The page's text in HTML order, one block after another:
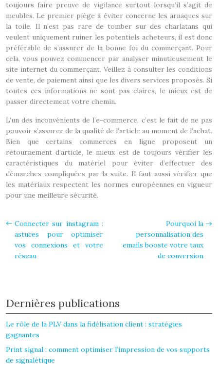
toujours faire preuve de vigilance surtout lorsqu’il s’agit de
meubles. Le premier piège à éviter concerne les arnaques sur
la toile. Il n’est pas rare de tomber sur des charlatans qui
veulent uniquement ruiner les potentiels acheteurs, il est donc
préférable de s’assurer de la bonne foi du commerçant. Pour
cela, vous pouvez commencer par analyser minutieusement le
site internet du commerçant. Veillez à consulter les conditions
de vente, de paiement ainsi que les divers services proposés. Si
toutes ces informations ne sont pas claires, le mieux est de
passer directement votre chemin.
L’un des inconvénients de l’e-commerce, c’est le fait de ne pas
pouvoir s’assurer de la qualité de l’article au moment de l’achat.
Bien que certains commerces en ligne proposent un
retournement d’article, le mieux est de toujours vérifier les
caractéristiques du matériel pour éviter d’effectuer des
démarches compliquées par la suite. Il faut aussi vérifier que
les matériaux respectent les normes européennes en vigueur
pour une meilleure sécurité.
Connecter sur instagram :
astuces pour optimiser
vos connexions et votre
réseau
Pourquoi la
personnalisation des
emails booste votre taux
de conversion
Dernières publications
Le rôle de la PLV dans la fidélisation client : stratégies
gagnantes
Print signal : comment optimiser l’impression de vos supports
de signalétique